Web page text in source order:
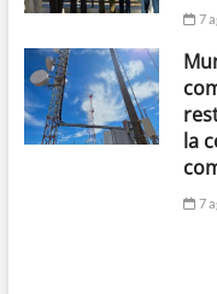
7
la
7